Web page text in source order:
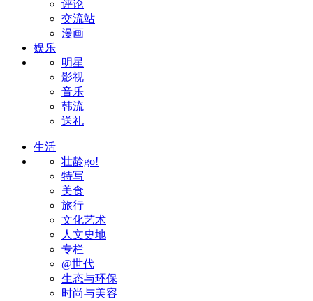
评论
交流站
漫画
娱乐
明星
影视
音乐
韩流
送礼
生活
壮龄go!
特写
美食
旅行
文化艺术
人文史地
专栏
@世代
生态与环保
时尚与美容